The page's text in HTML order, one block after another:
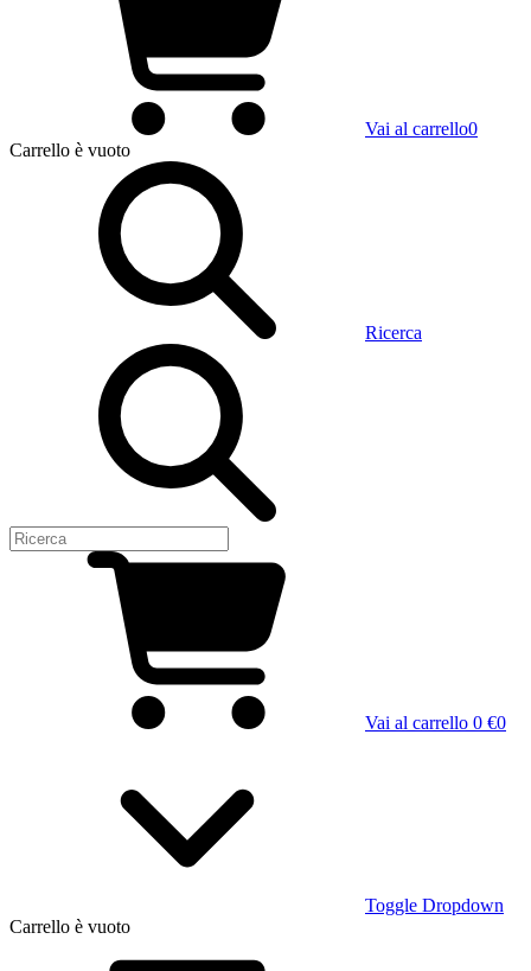
Vai al carrello0
Carrello è vuoto
Ricerca
Vai al carrello 0 €0
Toggle Dropdown
Carrello è vuoto